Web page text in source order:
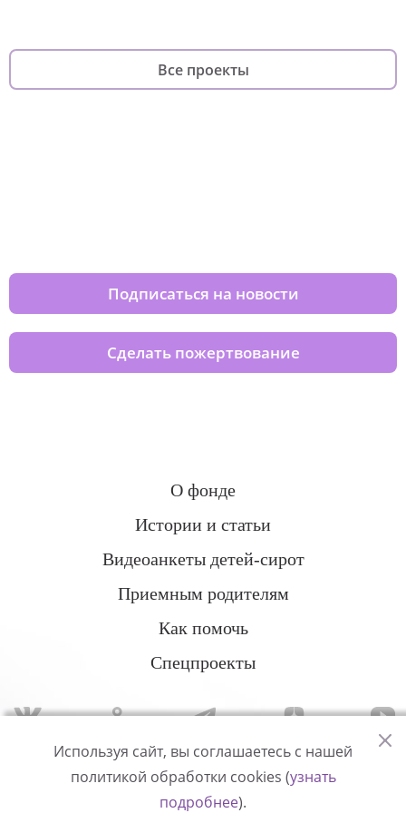
Все проекты
Подписаться на новости
Сделать пожертвование
О фонде
Истории и статьи
Видеоанкеты детей-сирот
Приемным родителям
Как помочь
Спецпроекты
Политика конфиденциальности
Используя сайт, вы соглашаетесь с нашей
политикой обработки cookies (узнать
подробнее).